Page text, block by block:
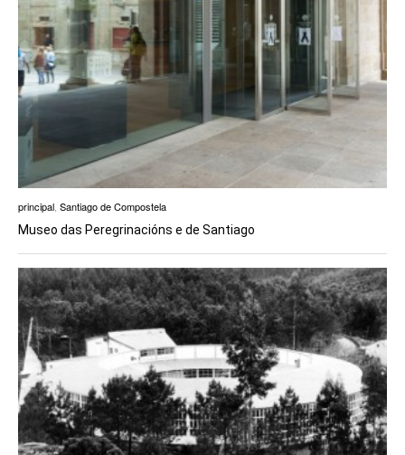
principal, Santiago de Compostela
Museo das Peregrinacións e de Santiago